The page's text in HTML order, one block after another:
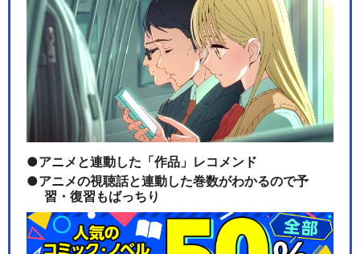
銀魂オンシアター2D 真選組動
乱篇
銀魂オンシアター2D かぶき町
四天王篇
アニメと連動した「作品」レコメンド
アニメの視聴話と連動した巻数がわかるので予
習・復習もばっちり